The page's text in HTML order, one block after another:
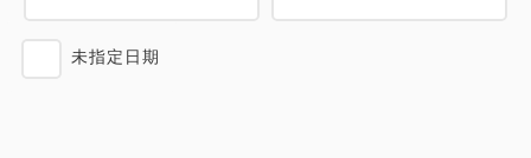
未指定日期